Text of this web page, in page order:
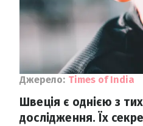
Джерело: Times of India
Швеція є однією з
дослідження. Їх